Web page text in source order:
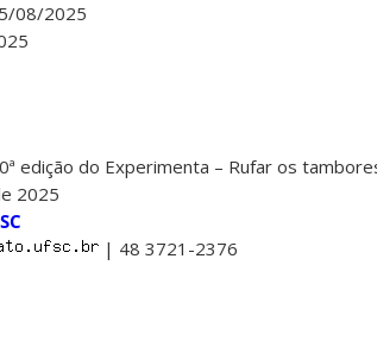
08/2025
edição do Experimenta – Rufar os
2025
| 48 3721-2376